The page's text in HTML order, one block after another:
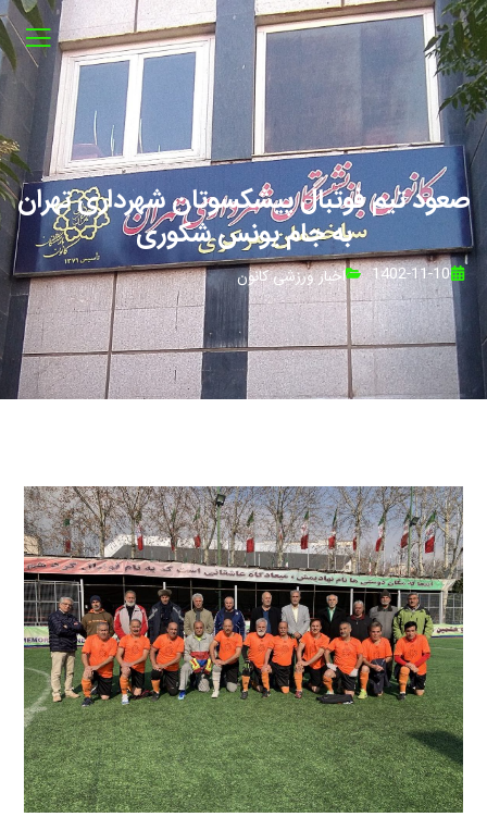
صعود تیم فوتبال پیشکسوتان شهرداری تهران
به جام یونس شکوری
1402-11-10 اخبار ورزشی کانون